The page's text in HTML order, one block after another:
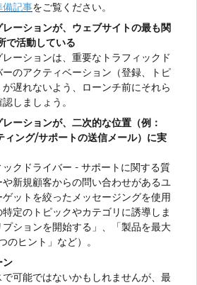
備記事をご覧ください。
ーションが、ウェブサイトの最も関
で活動している
ーションは、重要なトラフィックド
ーのアクティベーション（登録、トピ
遅れないよう、ローンチ前にそれら
しましょう。
ーションが、二次的な位置（例：
ィング/サポートの送信メール）に実
クドライバー - サポートに関する質
新規顧客からの問い合わせがあるユ
ットを絞ったメッセージングを使用
定のトピックやカテゴリに誘導しま
ションを開始する」、「製品を最大
のヒント」など）。
ン
可能ではないかもしれませんが、最